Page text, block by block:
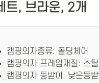
트, 브라운, 2개
캠핑의자종류: 폴딩체어
캠핑의자 프레임재질: 스틸
캠핑의자 등받이: 낮은등